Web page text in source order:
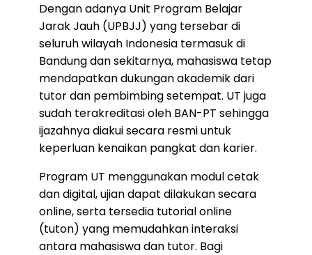
Dengan adanya Unit Program Belajar
Jarak Jauh (UPBJJ) yang tersebar di
seluruh wilayah Indonesia termasuk di
Bandung dan sekitarnya, mahasiswa tetap
mendapatkan dukungan akademik dari
tutor dan pembimbing setempat. UT juga
sudah terakreditasi oleh BAN-PT sehingga
ijazahnya diakui secara resmi untuk
keperluan kenaikan pangkat dan karier.
Program UT menggunakan modul cetak
dan digital, ujian dapat dilakukan secara
online, serta tersedia tutorial online
(tuton) yang memudahkan interaksi
antara mahasiswa dan tutor. Bagi